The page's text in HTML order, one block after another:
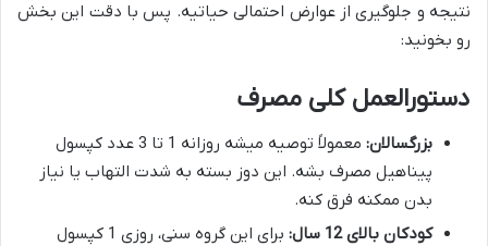
نتیجه و جلوگیری از عوارض احتمالی حیاتیه. پس با دقت این بخش
رو بخونید:
دستورالعمل کلی مصرف
بزرگسالان:
معمولاً توصیه میشه روزانه 1 تا 3 عدد کپسول
پیناهیل مصرف بشه. این دوز بسته به شدت التهاب یا نیاز
بدن ممکنه فرق کنه.
کودکان بالای 12 سال:
برای این گروه سنی، روزی 1 کپسول